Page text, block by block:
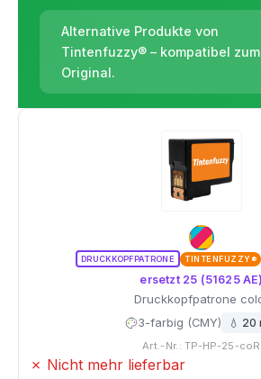
Alternative Produkte von
Tintenfuzzy® – kompatibel zum
Original.
DRUCKKOPFPATRONE TINTENFUZZY®
ersetzt 25 (51625 AE)
Druckkopfpatrone
3-farbig (CMY) 💧 20
Art.-Nr.: TP-HP-25-coR
✗ Nicht mehr lieferbar